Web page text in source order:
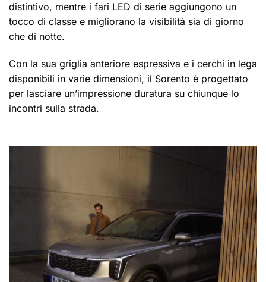
distintivo, mentre i fari LED di serie aggiungono un
tocco di classe e migliorano la visibilità sia di giorno
che di notte.
Con la sua griglia anteriore espressiva e i cerchi in lega
disponibili in varie dimensioni, il Sorento è progettato
per lasciare un’impressione duratura su chiunque lo
incontri sulla strada.